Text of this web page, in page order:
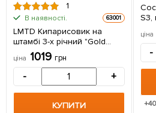
1
В наявності. 63001
LMTD Кипарисовик на
штамбі 3-х річний "Gold
Vormen" (40-60см) з
Нідерландів 1 саджанець в
упаковці (кімнатний)
ціна 1019 грн
- +
КУПИТИ
S3,
ціна
-
+